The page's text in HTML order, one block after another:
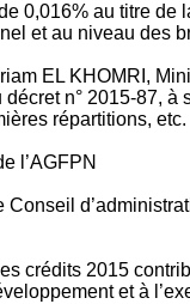
0,016% au titre
et au niveau des
EL KHOMRI,
n° 2015-87,
répartitions, etc.
l’AGFPN
crédits 2015
et à